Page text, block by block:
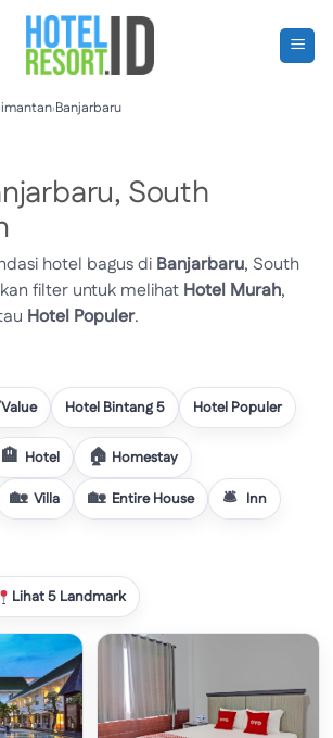
›Banjarbaru
South
hotel bagus di Banjarbaru, South
filter untuk melihat Hotel Murah,
Hotel Populer.
Hotel Bintang 5 Hotel Populer
Hotel Homestay
Villa Entire House Inn
Lihat 5 Landmark